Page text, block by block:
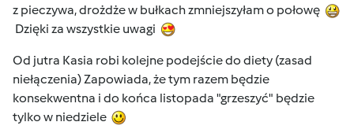
z pieczywa, drożdże w bułkach zmniejszyłam o połowę
Dzięki za wszystkie uwagi
Od jutra Kasia robi kolejne podejście do diety (zasad
niełączenia) Zapowiada, że tym razem będzie
konsekwentna i do końca listopada "grzeszyć" będzie
tylko w niedziele